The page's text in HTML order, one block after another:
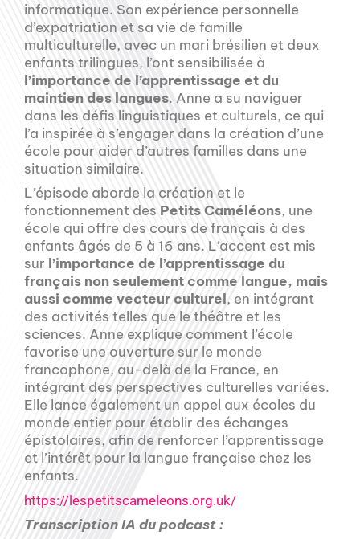
informatique. Son expérience personnelle
d’expatriation et sa vie de famille
multiculturelle, avec un mari brésilien et deux
enfants trilingues, l’ont sensibilisée à
l’importance de l’apprentissage et du
maintien des langues. Anne a su naviguer
dans les défis linguistiques et culturels, ce qui
l’a inspirée à s’engager dans la création d’une
école pour aider d’autres familles dans une
situation similaire.
L’épisode aborde la création et le
fonctionnement des Petits Caméléons, une
école qui offre des cours de français à des
enfants âgés de 5 à 16 ans. L’accent est mis
sur l’importance de l’apprentissage du
français non seulement comme langue, mais
aussi comme vecteur culturel, en intégrant
des activités telles que le théâtre et les
sciences. Anne explique comment l’école
favorise une ouverture sur le monde
francophone, au-delà de la France, en
intégrant des perspectives culturelles variées.
Elle lance également un appel aux écoles du
monde entier pour établir des échanges
épistolaires, afin de renforcer l’apprentissage
et l’intérêt pour la langue française chez les
enfants.
https://lespetitscameleons.org.uk/
Transcription IA du podcast :